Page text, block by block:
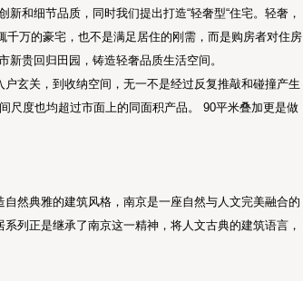
和细节品质，同时我们提出打造“轻奢型“住宅。轻奢，
千万的豪宅，也不是满足居住的刚需，而是购房者对住房
贵回归田园，铸造轻奢品质生活空间。
玄关，到收纳空间，无一不是经过反复推敲和碰撞产生
尺度也均超过市面上的同面积产品。 90平米叠加更是做
然典雅的建筑风格，南京是一座自然与人文完美融合的
列正是继承了南京这一精神，将人文古典的建筑语言，